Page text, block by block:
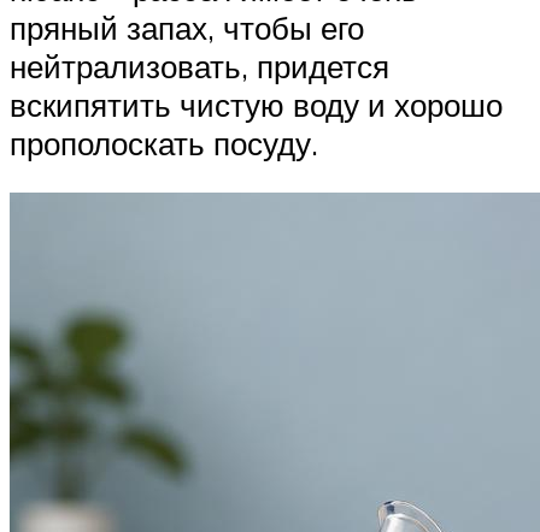
пряный запах, чтобы его
нейтрализовать, придется
вскипятить чистую воду и хорошо
прополоскать посуду.